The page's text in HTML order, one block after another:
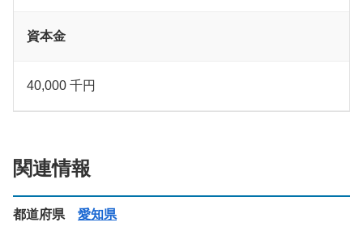
資本金
40,000 千円
関連情報
都道府県 愛知県